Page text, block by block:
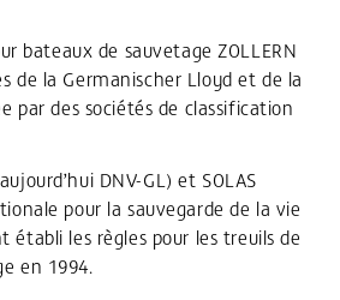
bateaux de sauvetage ZOLLERN
de la Germanischer Lloyd et de la
par des sociétés de classification
DNV-GL) et SOLAS
pour la sauvegarde de la vie
établi les règles pour les treuils de
en 1994.